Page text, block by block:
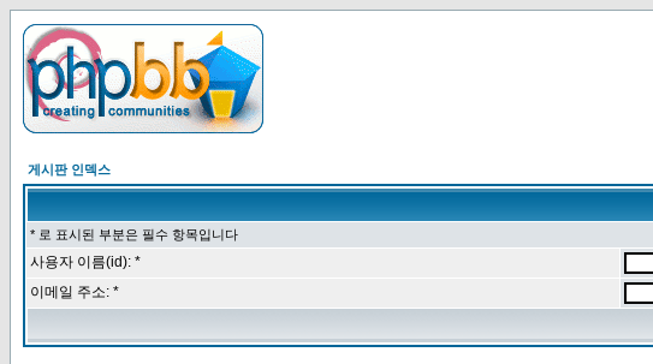
게시판 인덱스
* 로 표시된 부분은 필수 항목입니다
사용자 이름(id): *
이메일 주소: *